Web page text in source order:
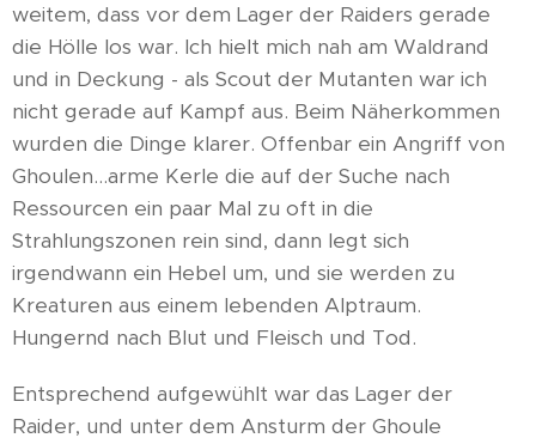
weitem, dass vor dem Lager der Raiders gerade
die Hölle los war. Ich hielt mich nah am Waldrand
und in Deckung - als Scout der Mutanten war ich
nicht gerade auf Kampf aus. Beim Näherkommen
wurden die Dinge klarer. Offenbar ein Angriff von
Ghoulen...arme Kerle die auf der Suche nach
Ressourcen ein paar Mal zu oft in die
Strahlungszonen rein sind, dann legt sich
irgendwann ein Hebel um, und sie werden zu
Kreaturen aus einem lebenden Alptraum.
Hungernd nach Blut und Fleisch und Tod.
Entsprechend aufgewühlt war das Lager der
Raider, und unter dem Ansturm der Ghoule